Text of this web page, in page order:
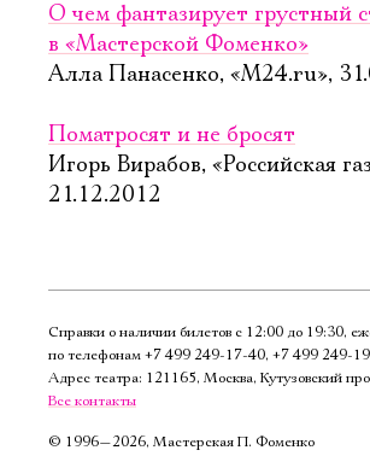
О чем фантазирует грустный
в «Мастерской Фоменко»
Алла Панасенко, «М24.ru»,
Поматросят и не бросят
Игорь Вирабов, «Российская
21.12.2012
Справки о наличии билетов с 12:00 до 19:30,
по телефонам +7 499 249‑17‑40, +7 499
Адрес театра: 121165, Москва, Кутузовский
Все контакты
© 1996—2026, Мастерская П. Фоменко